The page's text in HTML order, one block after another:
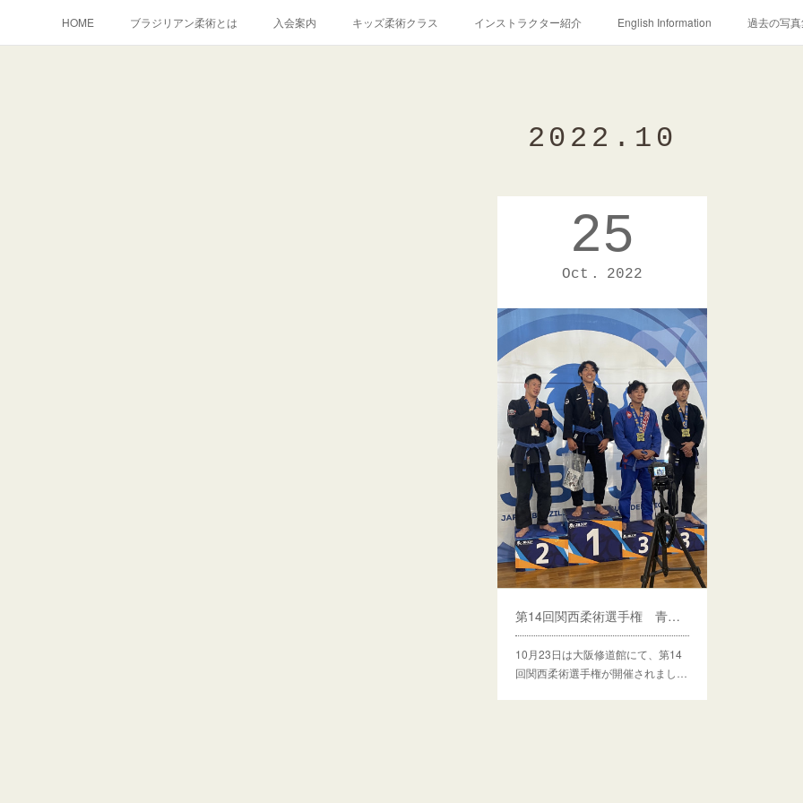
HOME ブラジリアン柔術とは 入会案内 キッズ柔術クラス インストラクター紹介 English Information 過去の写
2022 . 10
25
Oct 2022
第14回関西柔術選手権 青・紫帯の部
10月23日は大阪修道館にて、第14
回関西柔術選手権が開催されまし…